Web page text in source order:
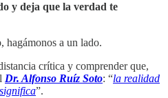
y deja que la verdad te
hagámonos a un lado.
crítica y comprender que,
Dr. Alfonso Ruíz Soto: “la realidad
”.